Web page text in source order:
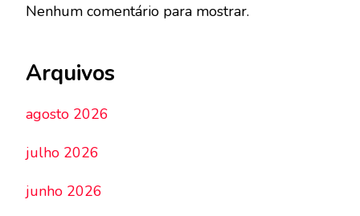
Nenhum comentário para mostrar.
Arquivos
agosto 2026
julho 2026
junho 2026